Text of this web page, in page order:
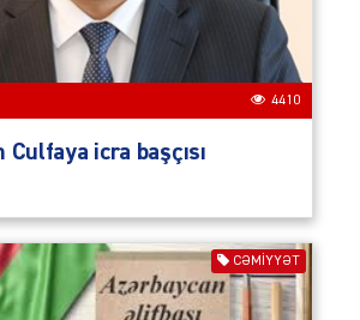
4410
Culfaya icra başçısı
CƏMIYYƏT